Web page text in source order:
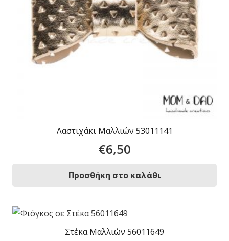
Λαστιχάκι Μαλλιών 53011141
€6,50
Προσθήκη στο καλάθι
Στέκα Μαλλιών 56011649